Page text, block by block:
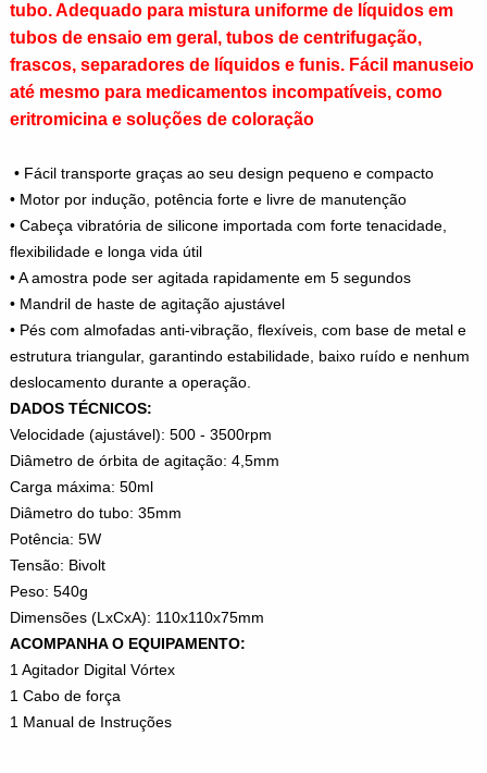
tubo. Adequado para mistura uniforme de líquidos em
tubos de ensaio em geral, tubos de centrifugação,
frascos, separadores de líquidos e funis. Fácil manuseio
até mesmo para medicamentos incompatíveis, como
eritromicina e soluções de coloração
• Fácil transporte graças ao seu design pequeno e compacto
• Motor por indução, potência forte e livre de manutenção
• Cabeça vibratória de silicone importada com forte tenacidade,
flexibilidade e longa vida útil
• A amostra pode ser agitada rapidamente em 5 segundos
• Mandril de haste de agitação ajustável
• Pés com almofadas anti-vibração, flexíveis, com base de metal e
estrutura triangular, garantindo estabilidade, baixo ruído e nenhum
deslocamento durante a operação.
DADOS TÉCNICOS:
Velocidade (ajustável): 500 - 3500rpm
Diâmetro de órbita de agitação: 4,5mm
Carga máxima: 50ml
Diâmetro do tubo: 35mm
Potência: 5W
Tensão: Bivolt
Peso: 540g
Dimensões (LxCxA): 110x110x75mm
ACOMPANHA O EQUIPAMENTO:
1 Agitador Digital Vórtex
1 Cabo de força
1 Manual de Instruções